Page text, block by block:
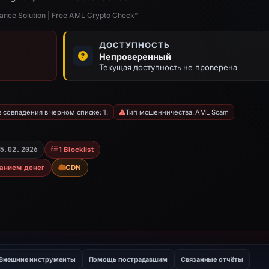
Solution | Free AML Crypto Check”
ДОСТУПНОСТЬ
Непроверенный
Текущая доступность не проверена
в черном списке: 1. Тип мошенничества: AML Scam
1 Blocklist
денег CDN
инструменты Помощь пострадавшим Связанные отчёты